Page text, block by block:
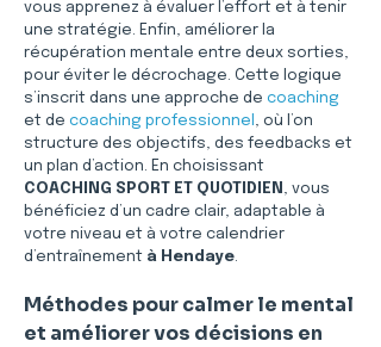
vous apprenez à évaluer l’effort et à tenir
une stratégie. Enfin, améliorer la
récupération mentale entre deux sorties,
pour éviter le décrochage. Cette logique
s’inscrit dans une approche de coaching
et de coaching professionnel , où l’on
structure des objectifs, des feedbacks et
un plan d’action. En choisissant
COACHING SPORT ET QUOTIDIEN , vous
bénéficiez d’un cadre clair, adaptable à
votre niveau et à votre calendrier
d’entraînement à Hendaye.
Méthodes pour calmer le mental
et améliorer vos décisions en